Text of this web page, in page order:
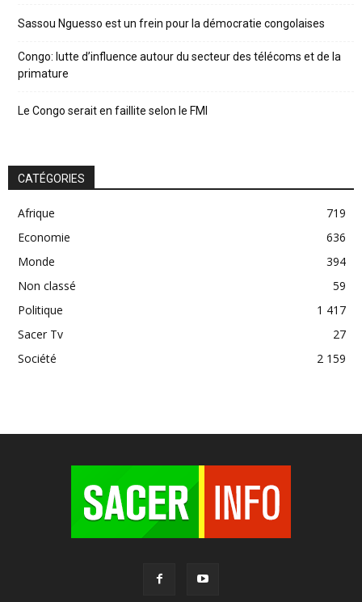
Sassou Nguesso est un frein pour la démocratie congolaises
Congo: lutte d’influence autour du secteur des télécoms et de la
primature
Le Congo serait en faillite selon le FMI
CATÉGORIES
Afrique
719
Economie
636
Monde
394
Non classé
59
Politique
1 417
Sacer Tv
27
Société
2 159